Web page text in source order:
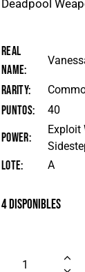
Deadpool
Real
Name
Rarity
Puntos 40
Power
Exploit
Lote A
4 disponibles